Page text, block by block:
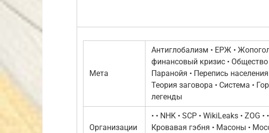
Мета
Антиглобализм • ЕРЖ •
финансовый кризис • Общество
Паранойя • Перепись населения
Теория заговора • Система •
легенды
Организации
• • NHK • SCP • WikiLeaks • ZOG •
Кровавая гэбня • Масоны •